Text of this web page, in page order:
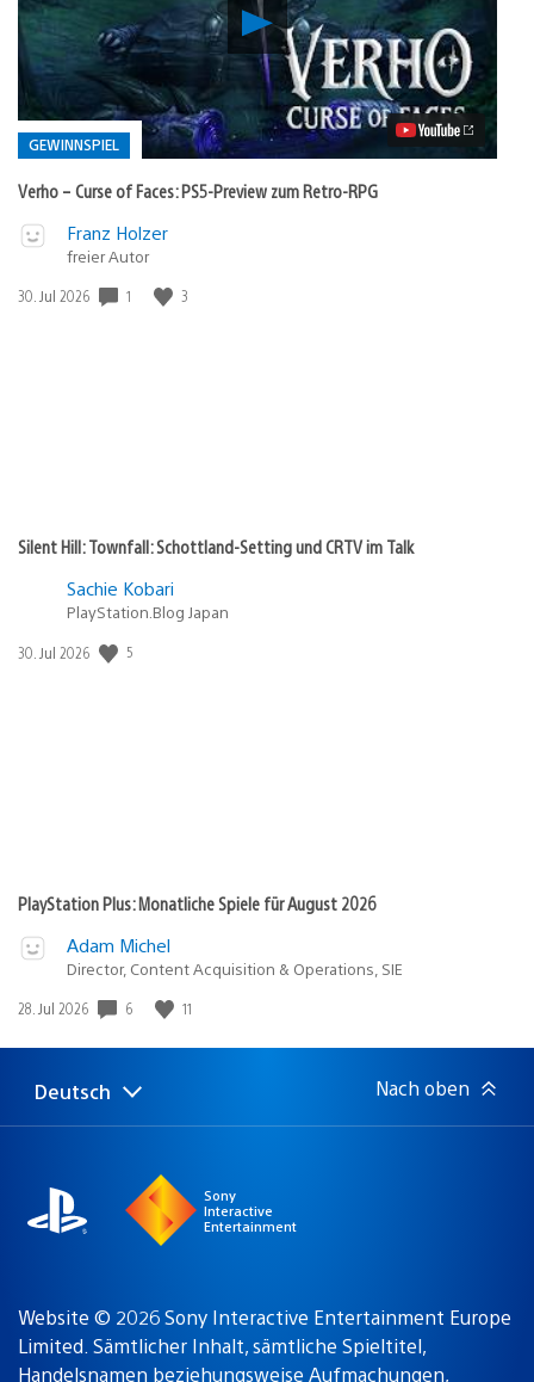
Verho
–
Curse
of
Faces:
PS5-
Preview
zum
Retro-
GEWINNSPIEL
Verho – Curse of Faces: PS5-Preview zum Retro-RPG
Veröffentlicht
Gewinnspiel
Franz Holzer
freier Autor
Veröffentlichungsdatum:
30. Jul 2026 1 3
Silent Hill: Townfall: Schottland-Setting und CRTV im Talk
Sachie Kobari
PlayStation.Blog Japan
Veröffentlichungsdatum:
30. Jul 2026 5
PlayStation Plus: Monatliche Spiele für August 2026
Adam Michel
Director, Content Acquisition & Operations, SIE
Veröffentlichungsdatum:
28. Jul 2026 6 11
Select
Aktuelle
Deutsch Nach oben
Sony
Interactive
Entertainment
Website © 2026 Sony Interactive Entertainment Europe
Limited. Sämtlicher Inhalt, sämtliche Spieltitel,
Handelsnamen beziehungsweise Aufmachungen,